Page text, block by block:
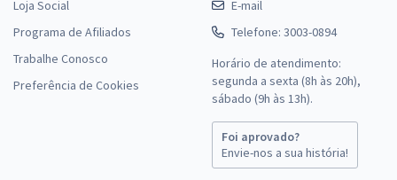
Loja Social
Programa de Afiliados
Trabalhe Conosco
Preferência de Cookies
E-mail
Telefone: 3003-0894
Horário de atendimento:
segunda a sexta (8h às 20h),
sábado (9h às 13h).
Foi aprovado?
Envie-nos a sua história!